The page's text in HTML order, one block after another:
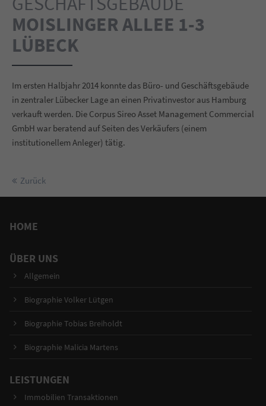
MOISLINGER ALLEE 1-3
LÜBECK
Im ersten Halbjahr 2014 konnte das Büro- und Geschäftsgebäude
in zentraler Lübecker Lage an einen Privatinvestor aus Hamburg
verkauft werden. Die Corpus Sireo Asset Management Commercial
GmbH war beratend auf Seiten des Verkäufers (einem
institutionellem Anleger) tätig.
Zurück
HOME
ÜBER UNS
Allgemein
Biographie Volker Lütgen
Biographie Tobias Breiholdt
Biographie Malicia Martens
LEISTUNGEN
Immobilien Transaktionen